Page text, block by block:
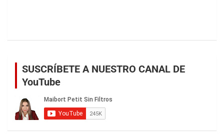
SUSCRÍBETE A NUESTRO CANAL DE
YouTube